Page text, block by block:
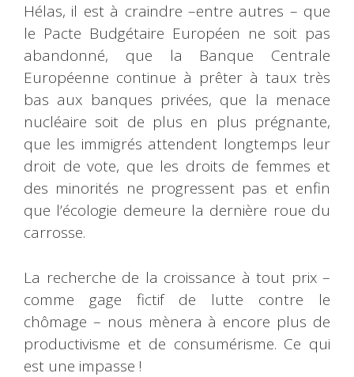
Hélas, il est à craindre –entre autres – que
le Pacte Budgétaire Européen ne soit pas
abandonné, que la Banque Centrale
Européenne continue à prêter à taux très
bas aux banques privées, que la menace
nucléaire soit de plus en plus prégnante,
que les immigrés attendent longtemps leur
droit de vote, que les droits de femmes et
des minorités ne progressent pas et enfin
que l’écologie demeure la dernière roue du
carrosse.
La recherche de la croissance à tout prix –
comme gage fictif de lutte contre le
chômage – nous mènera à encore plus de
productivisme et de consumérisme. Ce qui
est une impasse !